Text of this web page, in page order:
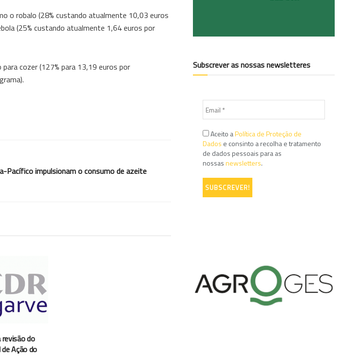
o robalo (28% custando atualmente 10,03 euros
(25% custando atualmente 1,64 euros por
cozer (127% para 13,19 euros por
Pacífico impulsionam o consumo de azeite
revisão do
Ação do
Subscrever as nossas newsletteres
Aceito aPolítica de Proteção de
Dados e consinto a recolha e tratamento
de dados pessoais para as
nossasnewsletters.